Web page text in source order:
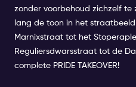
zonder voorbehoud zichzelf te
lang de toon in het
Marnixstraat tot het
Reguliersdwarsstraat tot de
complete PRIDE TAKEOVER!